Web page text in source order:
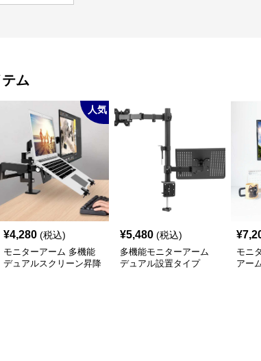
ム
人気
¥4,280 (税込)
モニターアーム 多機能
デュアルスクリーン昇降
¥5,480 (税込)
多機能モニターアーム
デュアル設置タイプ
¥
モニ
アー